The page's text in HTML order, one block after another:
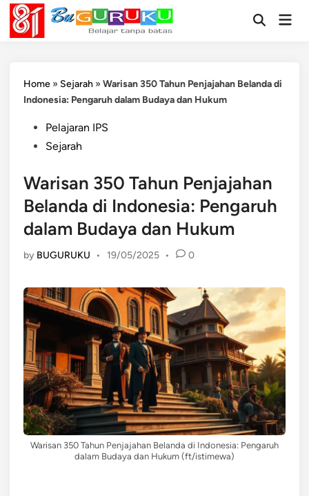
Skip
content
OpenMain
Home » Sejarah »Warisan 350 Tahun Penjajahan Belanda di
Indonesia: Pengaruh dalam Budaya dan Hukum
PostedPelajaran IPS
Sejarah
Warisan 350 Tahun Penjajahan
Belanda di Indonesia: Pengaruh
dalam Budaya dan Hukum
by BUGURUKU • 19/05/2025 • 0
Warisan 350 Tahun Penjajahan Belanda di Indonesia: Pengaruh
dalam Budaya dan Hukum (ft/istimewa)